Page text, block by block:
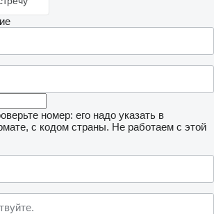
номер: его надо указать в
с кодом страны. Не работаем с этой